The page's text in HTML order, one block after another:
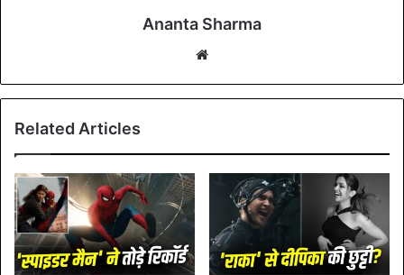
Ananta Sharma
te
Related Articles